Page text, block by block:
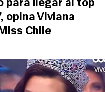
opina Viviana
Chile